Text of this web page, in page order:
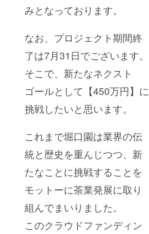
みとなっております。
なお、プロジェクト期間終
了は7月31日でございます。
そこで、新たなネクスト
ゴールとして【450万円】に
挑戦したいと思います。
これまで堀口園は業界の伝
統と歴史を重んじつつ、新
たなことに挑戦することを
モットーに茶業発展に取り
組んでまいりました。
このクラウドファンディン